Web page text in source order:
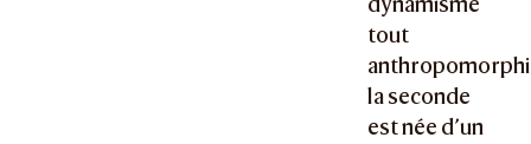
tout
la seconde
est née d’un